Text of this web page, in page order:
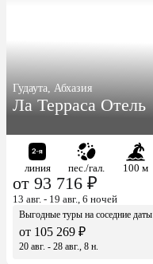
Гудаута, Абхазия
Ла Терраса Отель
линия пес./гал. 100 м
от 93 716 ₽
13 авг. - 19 авг., 6 ночей
Выгодные туры на соседние даты
от 105 269 ₽
20 авг. - 28 авг., 8 н.